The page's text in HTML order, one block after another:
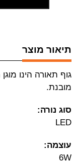
תיאור מוצר
מובנת.
סוג נורה:
LED
עוצמה:
6W